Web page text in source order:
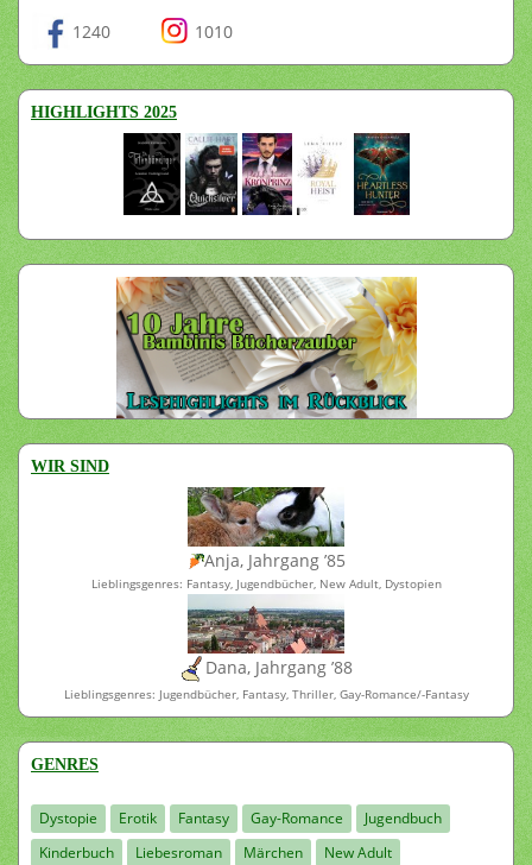
1240 1010
HIGHLIGHTS 2025
WIR SIND
Anja, Jahrgang ’85
Lieblingsgenres: Fantasy, Jugendbücher, New Adult, Dystopien
Dana, Jahrgang ’88
Lieblingsgenres: Jugendbücher, Fantasy, Thriller, Gay-Romance/-Fantasy
GENRES
Dystopie Erotik Fantasy Gay-Romance
Jugendbuch
Kinderbuch
Liebesroman Märchen
New Adult